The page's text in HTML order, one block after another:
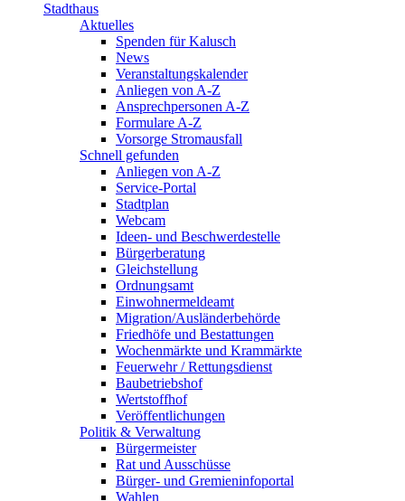
Stadthaus
Aktuelles
Spenden für Kalusch
News
Veranstaltungskalender
Anliegen von A-Z
Ansprechpersonen A-Z
Formulare A-Z
Vorsorge Stromausfall
Schnell gefunden
Anliegen von A-Z
Service-Portal
Stadtplan
Webcam
Ideen- und Beschwerdestelle
Bürgerberatung
Gleichstellung
Ordnungsamt
Einwohnermeldeamt
Migration/Ausländerbehörde
Friedhöfe und Bestattungen
Wochenmärkte und Krammärkte
Feuerwehr / Rettungsdienst
Baubetriebshof
Wertstoffhof
Veröffentlichungen
Politik & Verwaltung
Bürgermeister
Rat und Ausschüsse
Bürger- und Gremieninfoportal
Wahlen